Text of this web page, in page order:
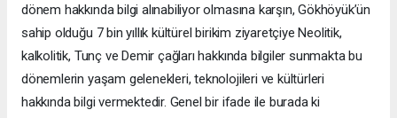
dönem hakkında bilgi alınabiliyor olmasına karşın, Gökhöyük’ün
sahip olduğu 7 bin yıllık kültürel birikim ziyaretçiye Neolitik,
kalkolitik, Tunç ve Demir çağları hakkında bilgiler sunmakta bu
dönemlerin yaşam gelenekleri, teknolojileri ve kültürleri
hakkında bilgi vermektedir. Genel bir ifade ile burada ki